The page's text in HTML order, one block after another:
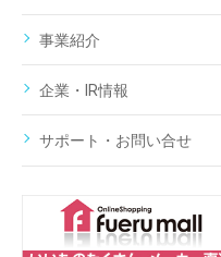
事業紹介
企業・IR情報
サポート・お問い合せ